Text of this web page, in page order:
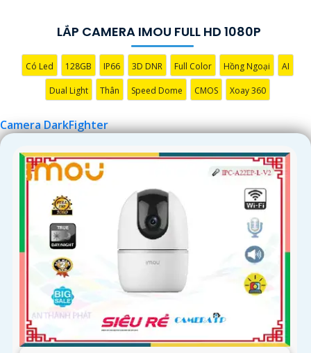
LẮP CAMERA IMOU FULL HD 1080P
Có Led 128GB IP66 3D DNR Full Color Hồng Ngoại AI
Dual Light Thân Speed Dome CMOS Xoay 360
Camera DarkFighter